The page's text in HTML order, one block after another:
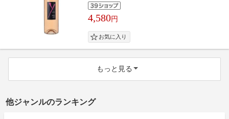
4,580円
もっと見る
他ジャンルのランキング